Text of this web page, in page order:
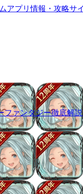
ファンタジー徹底解説